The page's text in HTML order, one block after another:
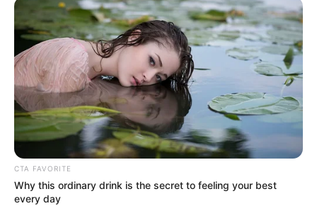
CTA FAVORITE
Why this ordinary drink is the secret to feeling your best
every day